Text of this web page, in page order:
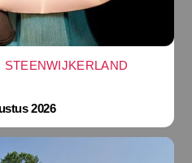
STEENWIJKERLAND
2026